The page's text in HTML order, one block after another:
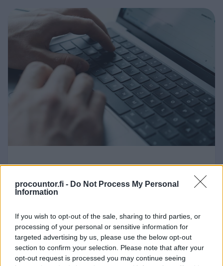
procountor.fi - Do Not Process My Personal
Information
If you wish to opt-out of the sale, sharing to third parties, or
processing of your personal or sensitive information for
targeted advertising by us, please use the below opt-out
section to confirm your selection. Please note that after your
opt-out request is processed you may continue seeing
01.06.2026
Lomautusilmoitus
lomautuksesta ilmoittaminen
tapahtuu? Lataa malli Finago
Sopimuskoneesta